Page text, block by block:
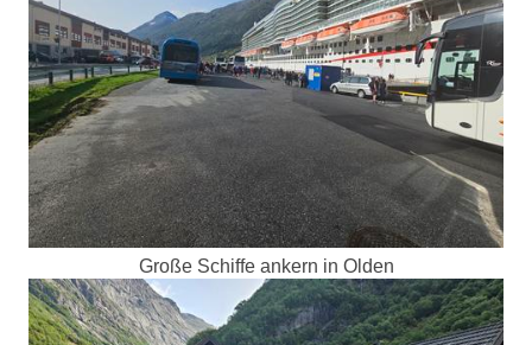
Große Schiffe ankern in Olden